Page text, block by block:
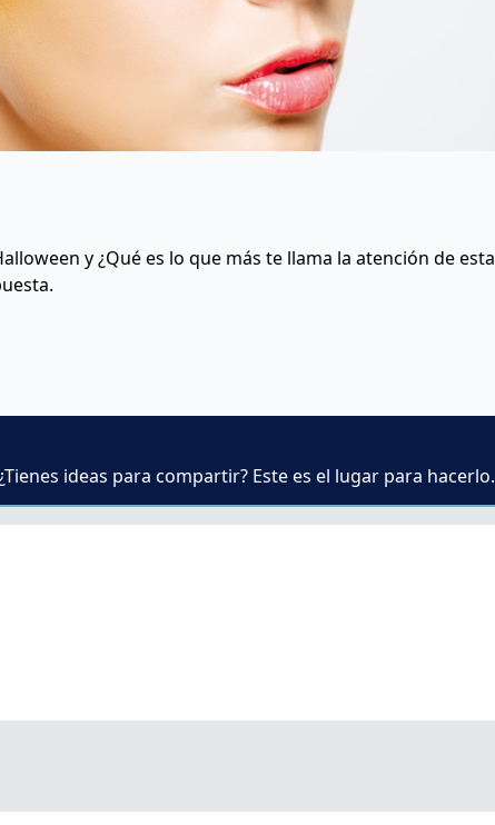
y ¿Qué es lo que más te llama la atención de esta
ideas para compartir? Este es el lugar para hacerlo.